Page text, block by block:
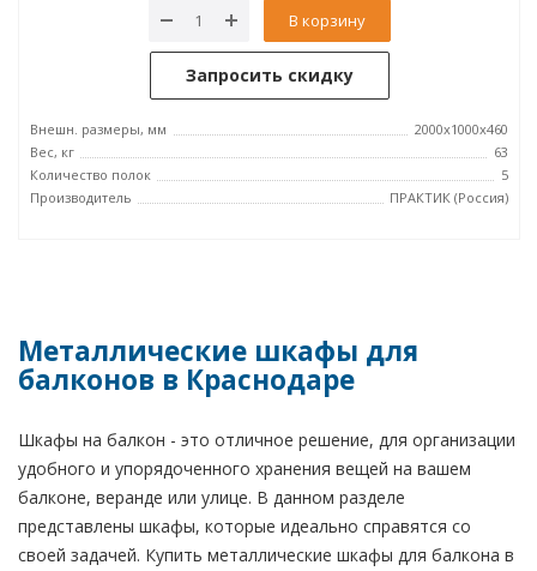
В корзину
Запросить скидку
Внешн. размеры, мм
2000x1000x460
Вес, кг
63
Количество полок
5
Производитель
ПРАКТИК (Россия)
Металлические шкафы для
балконов в Краснодаре
Шкафы на балкон - это отличное решение, для организации
удобного и упорядоченного хранения вещей на вашем
балконе, веранде или улице. В данном разделе
представлены шкафы, которые идеально справятся со
своей задачей. Купить металлические шкафы для балкона в